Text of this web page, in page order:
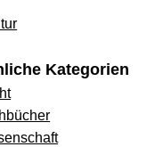
Kategorien